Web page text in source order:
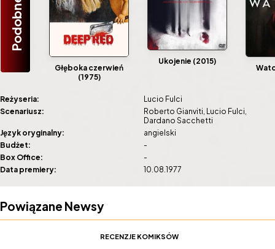
Głęboka czerwień
(1975)
Ukojenie (2015)
Reżyseria:
Lucio Fulci
Scenariusz:
Roberto Gianviti Lucio Fulci
Dardano Sacchetti
Język oryginalny:
angielski
Budżet:
-
Box Office:
-
Data premiery:
10.08.1977
Powiązane Newsy
RECENZJE KOMIKSÓW